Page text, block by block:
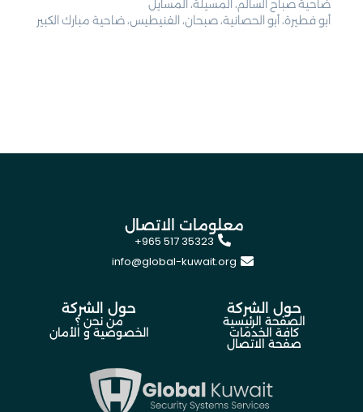
ضاحية صباح السالم، المسيلة، المسايل
أبو فطيرة، أبو الحصانية، صبحان، الفنيطيس، ضاحية مبارك الكبير
معلومات الاتصال
+965 517 35323
info@global-kuwait.org
حول الشركة
الصفحة الرئيسية
كافة الخدمات
صفحة الاتصال
حول الشركة
من نحن ؟
الخصوصية و الأمان